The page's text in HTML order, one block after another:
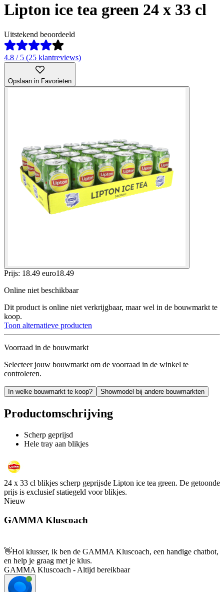
Lipton ice tea green 24 x 33 cl
Uitstekend beoordeeld
4.8 / 5 (25 klantreviews)
Opslaan in Favorieten
Prijs: 18.49 euro18.49
Online niet beschikbaar
Dit product is online niet verkrijgbaar, maar wel in de bouwmarkt te
koop.
Toon alternatieve producten
Voorraad in de bouwmarkt
Selecteer jouw bouwmarkt om de voorraad in de winkel te
controleren.
In welke bouwmarkt te koop? Showmodel bij andere bouwmarkten
Productomschrijving
Scherp geprijsd
Hele tray aan blikjes
24 x 33 cl blikjes scherp geprijsde Lipton ice tea green. De getoonde
prijs is exclusief statiegeld voor blikjes.
Nieuw
GAMMA Kluscoach
👋Hoi klusser, ik ben de GAMMA Kluscoach, een handige chatbot,
en help je graag met je klus.
GAMMA Kluscoach - Altijd bereikbaar